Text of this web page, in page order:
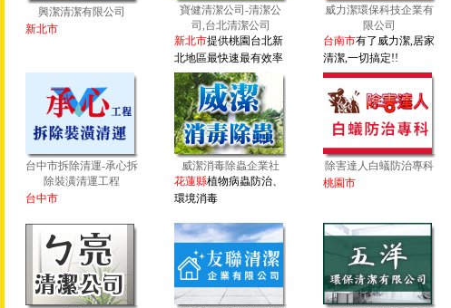
興潔清潔有限公司
新北市
寶健清潔公司-清潔公
司,台北清潔公司
新北市提供桃園台北新
北地區最快速最有效率
威力潔環保科技企業有
限公司
台南市有了威力潔,居家
清潔,一切搞定!!
台中市拆除清運-承心拆
除裝潢清運工程
台中市
威潔消毒除蟲企業社
花蓮縣植物病蟲防治、
環境消毒
除害達人白蟻防治專科
桃園市